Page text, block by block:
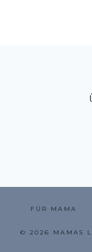
FÜR MAMA
© 2026 MAMAS